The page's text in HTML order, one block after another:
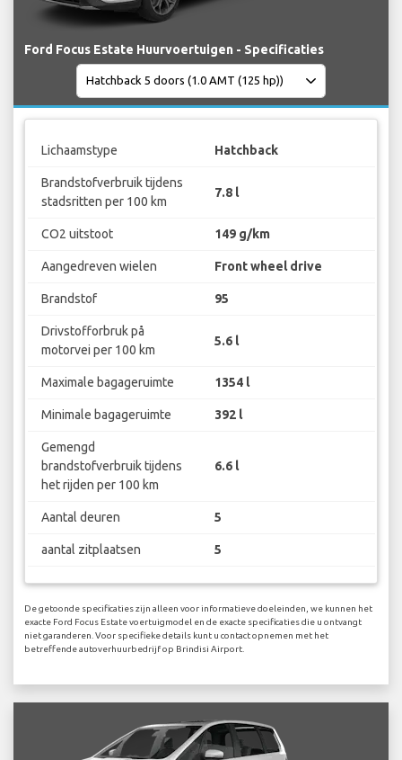
Ford Focus Estate Huurvoertuigen - Specificaties
Lichaamstype Hatchback
Brandstofverbruik tijdens
stadsritten per 100 km
7.8 l
CO2 uitstoot 149 g/km
Aangedreven wielen Front wheel drive
Brandstof 95
Drivstofforbruk på
motorvei per 100 km
5.6 l
Maximale bagageruimte 1354 l
Minimale bagageruimte 392 l
Gemengd
brandstofverbruik tijdens
het rijden per 100 km
6.6 l
Aantal deuren 5
aantal zitplaatsen 5
De getoonde specificaties zijn alleen voor informatieve doeleinden, we kunnen het
exacte Ford Focus Estate voertuigmodel en de exacte specificaties die u ontvangt
niet garanderen. Voor specifieke details kunt u contact opnemen met het
betreffende autoverhuurbedrijf op Brindisi Airport.